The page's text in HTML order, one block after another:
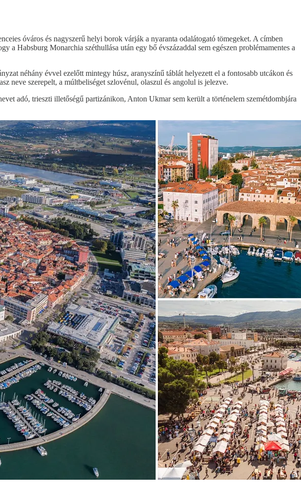
óváros és nagyszerű helyi borok várják a nyaranta odalátogató tömegeket. A címben
Habsburg Monarchia széthullása után egy bő évszázaddal sem egészen problémamentes a
néhány évvel ezelőtt mintegy húsz, aranyszínű táblát helyezett el a fontosabb utcákon és
neve szerepelt, a múltbeliséget szlovénul, olaszul és angolul is jelezve.
adó, trieszti illetőségű partizánikon, Anton Ukmar sem került a történelem szemétdombjára